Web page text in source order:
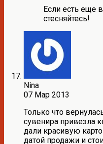
Если есть еще
стесняйтесь!
Nina
07 Мар 2013
Только что
сувенира привезла
дали красивую
датой продажи и